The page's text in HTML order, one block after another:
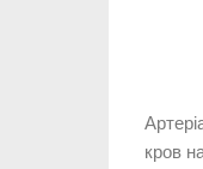
кров